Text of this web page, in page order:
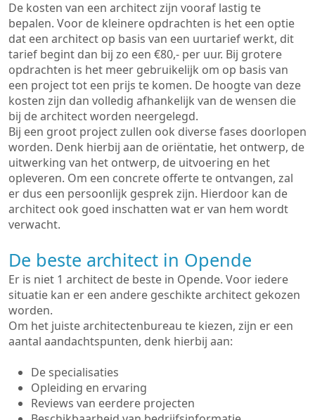
De kosten van een architect zijn vooraf lastig te
bepalen. Voor de kleinere opdrachten is het een optie
dat een architect op basis van een uurtarief werkt, dit
tarief begint dan bij zo een €80,- per uur. Bij grotere
opdrachten is het meer gebruikelijk om op basis van
een project tot een prijs te komen. De hoogte van deze
kosten zijn dan volledig afhankelijk van de wensen die
bij de architect worden neergelegd.
Bij een groot project zullen ook diverse fases doorlopen
worden. Denk hierbij aan de oriëntatie, het ontwerp, de
uitwerking van het ontwerp, de uitvoering en het
opleveren. Om een concrete offerte te ontvangen, zal
er dus een persoonlijk gesprek zijn. Hierdoor kan de
architect ook goed inschatten wat er van hem wordt
verwacht.
De beste architect in Opende
Er is niet 1 architect de beste in Opende. Voor iedere
situatie kan er een andere geschikte architect gekozen
worden.
Om het juiste architectenbureau te kiezen, zijn er een
aantal aandachtspunten, denk hierbij aan:
De specialisaties
Opleiding en ervaring
Reviews van eerdere projecten